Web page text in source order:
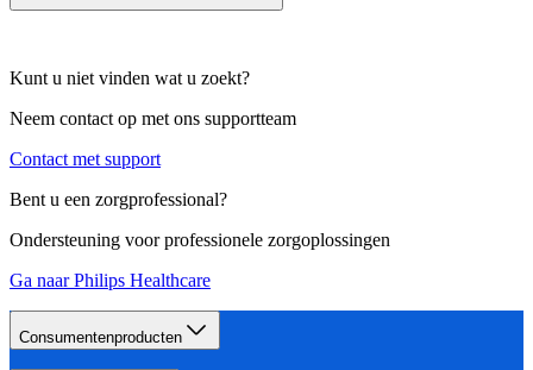
Kunt u niet vinden wat u zoekt?
Neem contact op met ons supportteam
Contact met support
Bent u een zorgprofessional?
Ondersteuning voor professionele zorgoplossingen
Ga naar Philips Healthcare
Consumentenproducten